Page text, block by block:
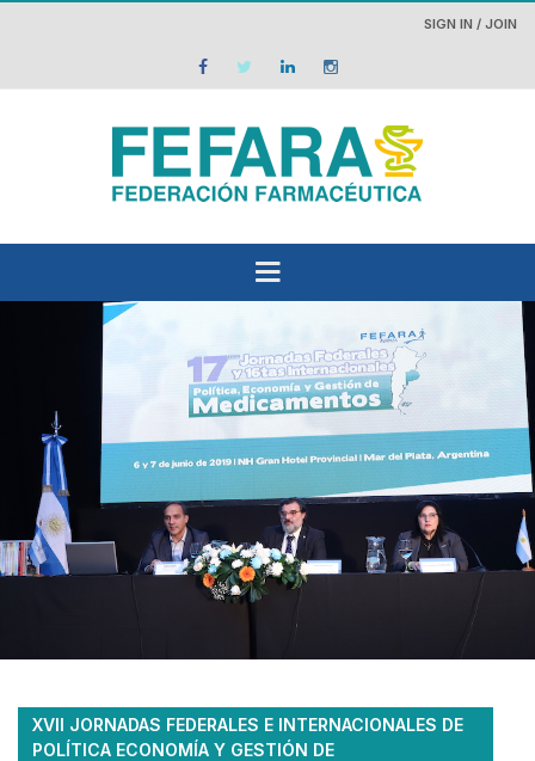
SIGN IN / JOIN
XVII JORNADAS FEDERALES E INTERNACIONALES DE
POLÍTICA ECONOMÍA Y GESTIÓN DE